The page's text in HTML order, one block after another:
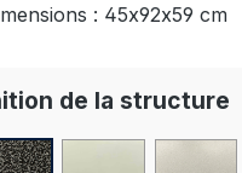
: 45x92x59 cm
de la structure